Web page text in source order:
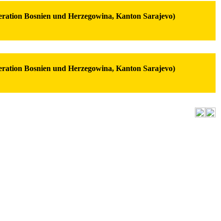
Bosnien und Herzegowina, Kanton Sarajevo)
Bosnien und Herzegowina, Kanton Sarajevo)